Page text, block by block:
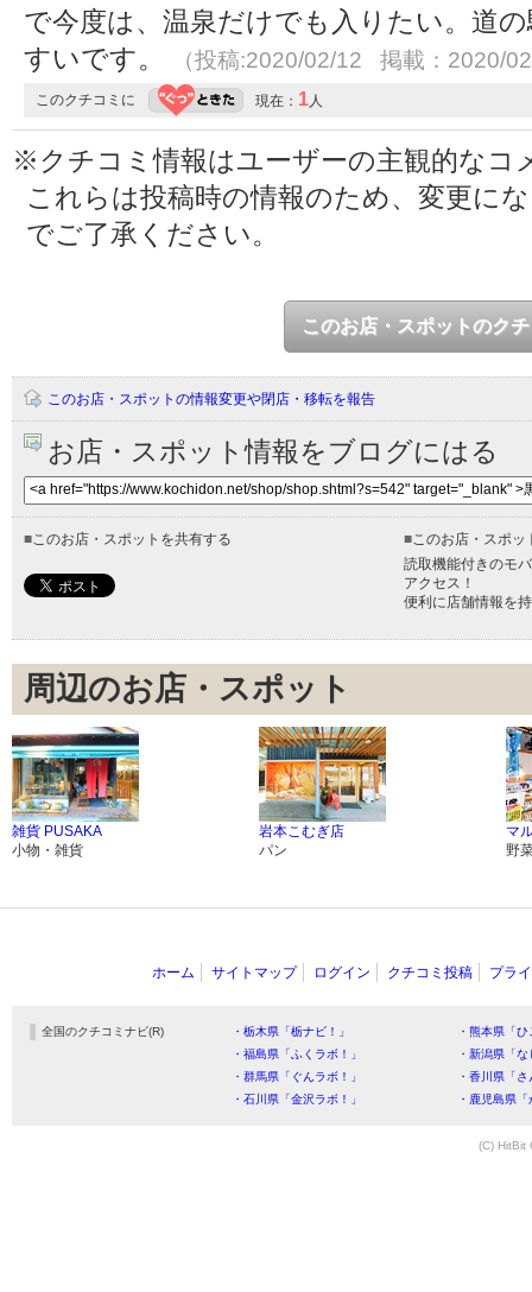
で今度は、温泉だけでも入りたい。道
すいです。
（投稿:2020/02/12 掲載：2020/
このクチコミに 現在： 1 人
※クチコミ情報はユーザーの主観的なコ
これらは投稿時の情報のため、変更に
でご了承ください。
このお店・スポットのク
このお店・スポットの情報変更や閉店・移転を報告
お店・スポット情報をブログにはる
■ このお店・スポットを共有する ■ このお店・スポ
読取機能付きのモ
アクセス！
便利に店舗情報を
周辺のお店・スポット
雑貨 PUSAKA
小物・雑貨
岩本こむぎ店
パン
マ
野
ホーム サイトマップ ログイン クチコミ投稿 プラ
全国のクチコミナビ(R) ・栃木県「栃ナビ！」
・熊本県「
・福島県「ふくラボ！」
・新潟県「
・群馬県「ぐんラボ！」
・香川県「
・石川県「金沢ラボ！」
・鹿児島県
(C) HitBit